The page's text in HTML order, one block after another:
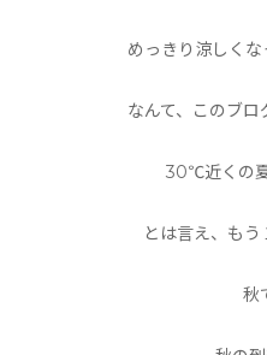
めっきり涼しく
なんて、このブ
30℃近くの
とは言え、も
秋